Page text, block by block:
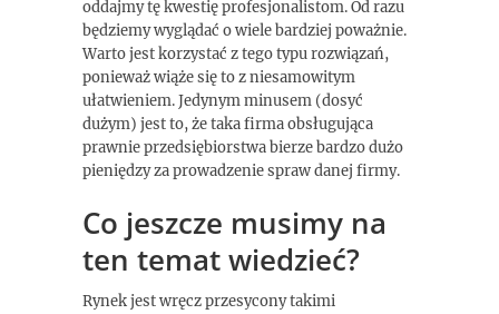
oddajmy tę kwestię profesjonalistom. Od razu
będziemy wyglądać o wiele bardziej poważnie.
Warto jest korzystać z tego typu rozwiązań,
ponieważ wiąże się to z niesamowitym
ułatwieniem. Jedynym minusem (dosyć
dużym) jest to, że taka firma obsługująca
prawnie przedsiębiorstwa bierze bardzo dużo
pieniędzy za prowadzenie spraw danej firmy.
Co jeszcze musimy na
ten temat wiedzieć?
Rynek jest wręcz przesycony takimi